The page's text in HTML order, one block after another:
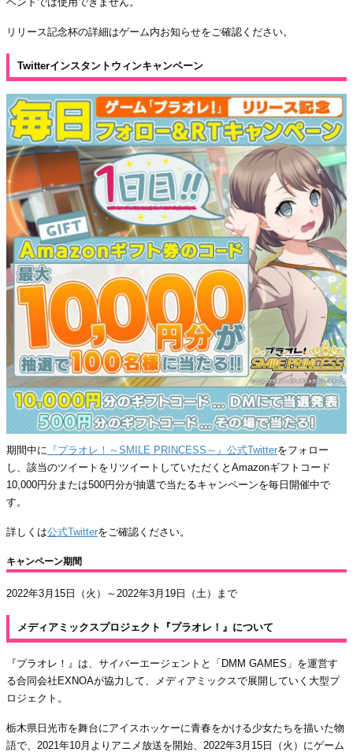
リリース記念杯の詳細はゲーム内お知らせをご確認ください。
Twitterインスタントウィンキャンペーン
期間中に 『プラオレ！～SMILE PRINCESS～』公式Twitterをフォロー
し、該当のツイートをリツイートしていただくとAmazonギフトコード
10,000円分または500円分が抽選で当たるキャンペーンを毎日開催中で
す。
詳しくは公式Twitterをご確認ください。
キャンペーン期間
2022年3月15日（火）～2022年3月19日（土）まで
メディアミックスプロジェクト『プラオレ！』について
『プラオレ！』は、サイバーエージェントと「DMM GAMES」を運営す
る合同会社EXNOAが協力して、メディアミックスで展開していく大型プ
ロジェクト。
栃木県日光市を舞台にアイスホッケーに青春をかける少女たちを描いた物
語で、2021年10月よりアニメ放送を開始、2022年3月15日（火）にゲーム